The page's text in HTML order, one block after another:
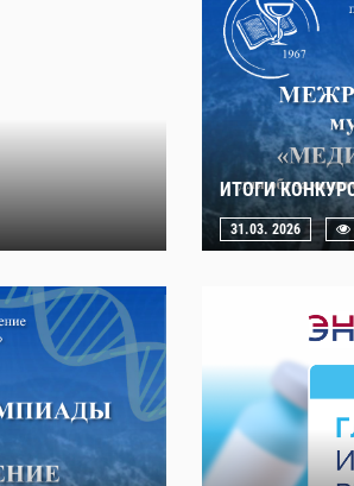
ИТОГИ
31.03. 2026